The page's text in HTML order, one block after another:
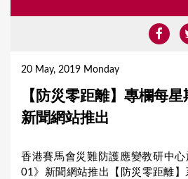
20 May, 2019 Monday
【防災零距離】專欄每星
新聞網站推出
香港賽馬會災難防護應變教研中
01》新聞網站推出【防災零距離